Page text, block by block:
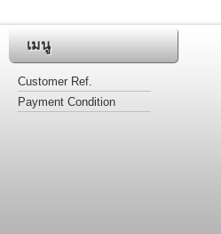
เมนู
Customer Ref.
Payment Condition